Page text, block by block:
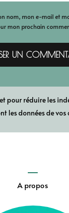
nom, mon e-mail et
mon prochain
pour réduire les
les données de
A propos